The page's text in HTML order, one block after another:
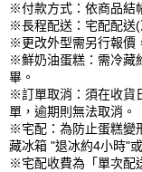
※付款方式：依商品結
※長程配送：宅配配送(
※更改外型需另行報價
※鮮奶油蛋糕：需冷藏
畢。
※訂單取消：須在收貨
單，逾期則無法取消。
※宅配：為防止蛋糕變
藏冰箱 "退冰約4小時"
※宅配收費為「單次配